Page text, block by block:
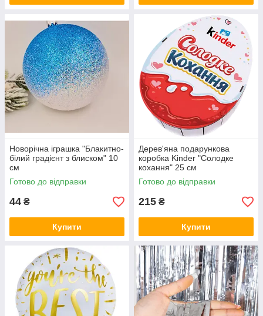
Новорічна іграшка "Блакитно-
білий градієнт з блиском" 10
см
Готово до відправки
44 ₴
Купити
Дерев'яна подарункова
коробка Kinder "Солодке
кохання" 25 см
Готово до відправки
215 ₴
Купити